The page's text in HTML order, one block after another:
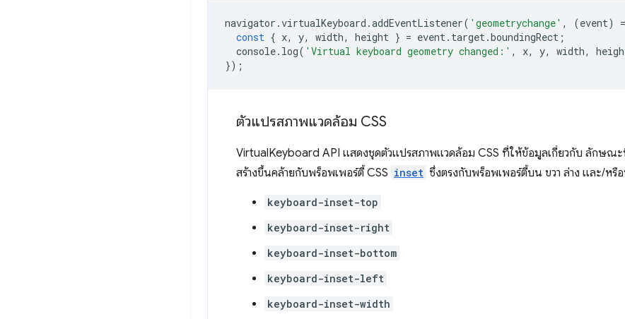
navigator .virtualKeyboard .addEventListener( 'geometrychange' , (event) =
const { x, y, width, height } = event. target.boundingRect ;
console. log( 'Virtual keyboard geometry changed:' , x, y, width,
});
ตัวแปรสภาพแวดล้อม CSS
VirtualKeyboard API แสดงชุดตัวแปรสภาพแวดล้อม CSS ที่ให้ข้อมูลเกี่ยวกับ ลักษณ
สร้างขึ้นคล้ายกับพร็อพเพอร์ตี้ CSS inset ซึ่งตรงกับพร็อพเพอร์ตี้บน ขวา ล่าง และ/หรือ
keyboard-inset-top
keyboard-inset-right
keyboard-inset-bottom
keyboard-inset-left
keyboard-inset-width